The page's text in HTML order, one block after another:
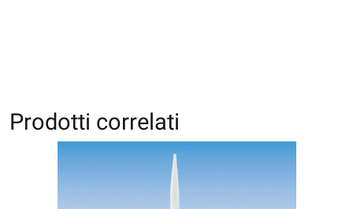
Prodotti correlati